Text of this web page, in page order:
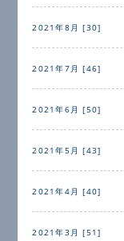
2021年8月 [30]
2021年7月 [46]
2021年6月 [50]
2021年5月 [43]
2021年4月 [40]
2021年3月 [51]